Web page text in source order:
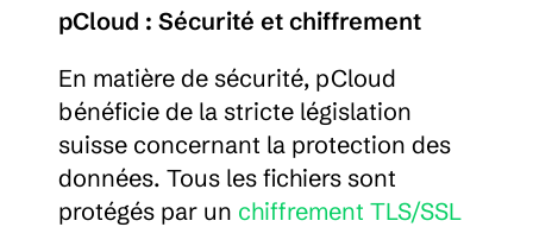
pCloud : Sécurité et chiffrement
En matière de sécurité, pCloud
bénéficie de la stricte législation
suisse concernant la protection des
données. Tous les fichiers sont
protégés par un chiffrement TLS/SSL